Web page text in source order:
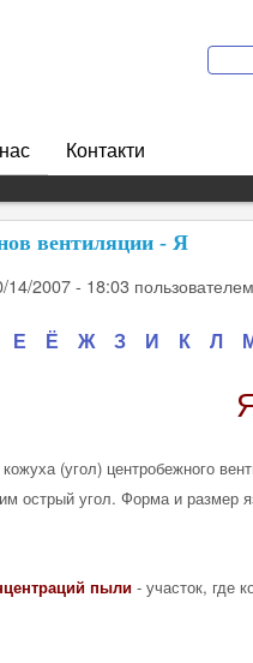
Контакти
вентиляции - Я
14/2007 - 18:03
Е Ё Ж З И К Л
(угол) центробежного
острый угол. Форма и
пыли - участок, где